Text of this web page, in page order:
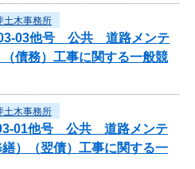
土木事務所
03他号 公共 道路メンテ
債務）工事に関する一般競
土木事務所
01他号 公共 道路メンテ
）（翌債）工事に関する一